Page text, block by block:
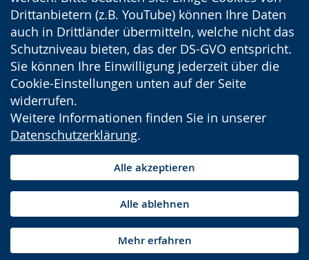
Drittanbietern (z.B. YouTube) können Ihre Daten
auch in Drittländer übermitteln, welche nicht das
Schutzniveau bieten, das der DS-GVO entspricht.
Sie können Ihre Einwilligung jederzeit über die
Cookie-Einstellungen unten auf der Seite
widerrufen.
Weitere Informationen finden Sie in unserer
Datenschutzerklärung.
Alle akzeptieren
Alle ablehnen
Mehr erfahren